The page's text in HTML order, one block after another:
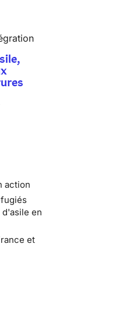
action
en
et